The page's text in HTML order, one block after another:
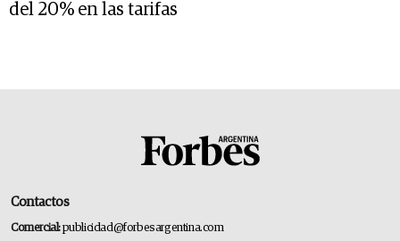
del 20% en las tarifas
Contactos
Comercial:publicidad@forbesargentina.com